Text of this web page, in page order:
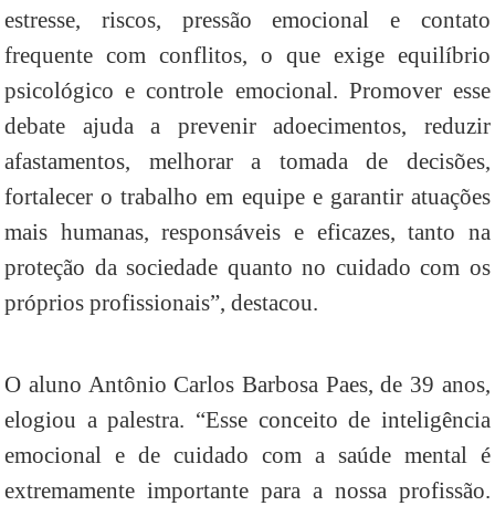
estresse, riscos, pressão emocional e contato
frequente com conflitos, o que exige equilíbrio
psicológico e controle emocional. Promover esse
debate ajuda a prevenir adoecimentos, reduzir
afastamentos, melhorar a tomada de decisões,
fortalecer o trabalho em equipe e garantir atuações
mais humanas, responsáveis e eficazes, tanto na
proteção da sociedade quanto no cuidado com os
próprios profissionais”, destacou.
O aluno Antônio Carlos Barbosa Paes, de 39 anos,
elogiou a palestra. “Esse conceito de inteligência
emocional e de cuidado com a saúde mental é
extremamente importante para a nossa profissão.